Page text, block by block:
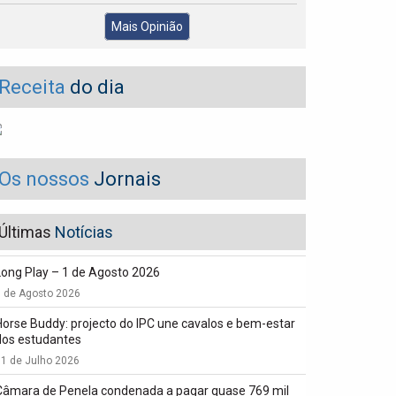
Mais Opinião
do dia
nossos Jornais
Notícias
Play – 1 de Agosto 2026
de Agosto 2026
Buddy: projecto do IPC une cavalos e bem-estar
estudantes
de Julho 2026
de Penela condenada a pagar quase 769 mil